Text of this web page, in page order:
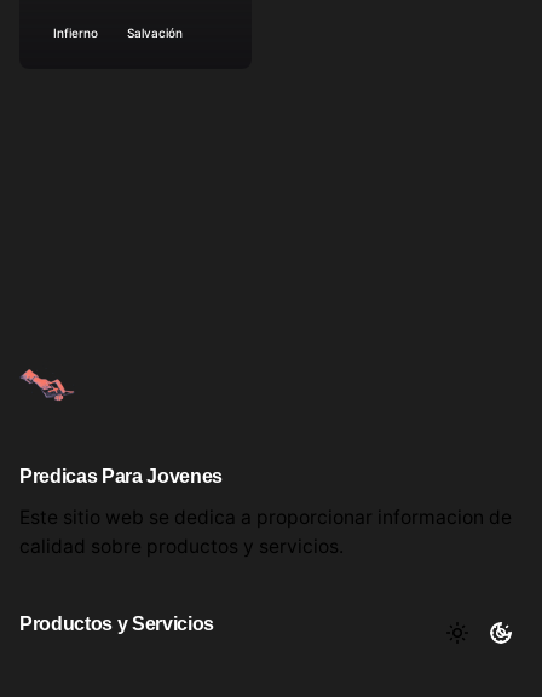
Infierno Salvación
Predicas Para Jovenes
Este sitio web se dedica a proporcionar informacion de
calidad sobre productos y servicios.
Productos y Servicios